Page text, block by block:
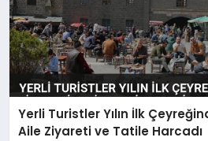
Yerli Turistler Yılın İlk
Aile Ziyareti ve Tatile Harcadı